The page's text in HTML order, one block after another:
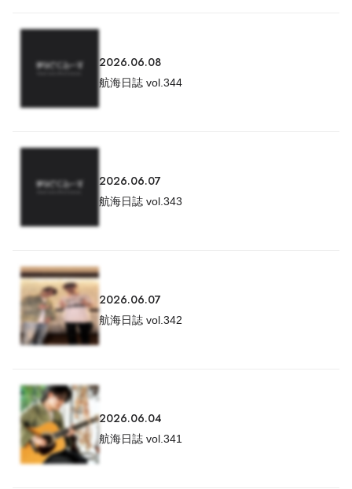
2026.06.08
航海日誌 vol.344
2026.06.07
航海日誌 vol.343
2026.06.07
航海日誌 vol.342
2026.06.04
航海日誌 vol.341